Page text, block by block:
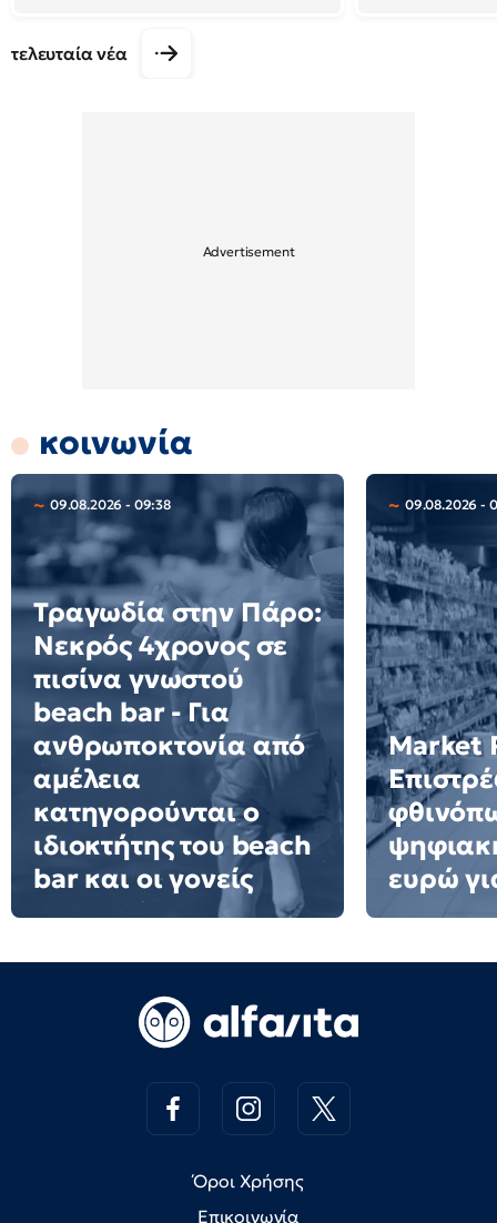
τελευταία νέα
κοινωνία
09.08.2026 - 09:38
Τραγωδία στην Πάρο:
Νεκρός 4χρονος σε
πισίνα γνωστού
beach bar - Για
ανθρωποκτονία από
αμέλεια
κατηγορούνται ο
ιδιοκτήτης του beach
bar και οι γονείς
09.08.2026 -
Market
ευρώ
Όροι Χρήσης
Επικοινωνία